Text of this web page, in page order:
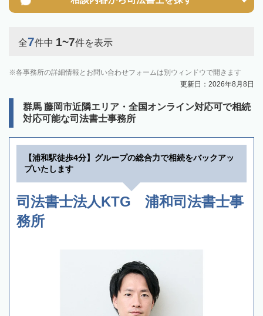
全7件中 1~7件を表示
各事務所の詳細情報とお問い合わせフォームは別ウィンドウで開きます
更新日：2026年8月8日
群馬 藤岡市近隣エリア・全国オンライン対応可で相続
対応可能な司法書士事務所
【浦和駅徒歩4分】グループの総合力で相続をバックアッ
プいたします
司法書士法人KTG 浦和司法書士事
務所